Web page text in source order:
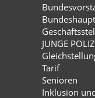
JUNGE
Tarif
Senioren
Inklusion